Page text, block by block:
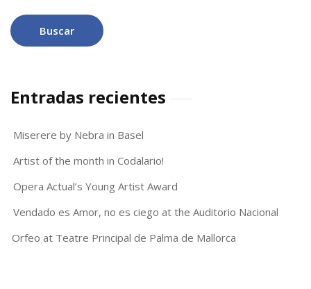
Entradas recientes
Miserere by Nebra in Basel
Artist of the month in Codalario!
Opera Actual’s Young Artist Award
Vendado es Amor, no es ciego at the Auditorio Nacional
Orfeo at Teatre Principal de Palma de Mallorca